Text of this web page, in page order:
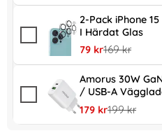
2-Pack iPhone
I Härdat Glas
rea pris
79 krtidigare pris
169 kr
Amorus 30W
/ USB-A
rea pris
179 krtidigare pris
199 kr